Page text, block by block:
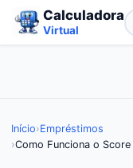
Calculadora
Virtual
Início›Empréstimos
›Como Funciona o